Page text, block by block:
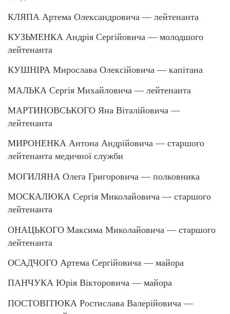
КЛЯПА Артема Олександровича — лейтенанта
КУЗЬМЕНКА Андрія Сергійовича — молодшого
лейтенанта
КУШНІРА Мирослава Олексійовича — капітана
МАЛЬКА Сергія Михайловича — лейтенанта
МАРТИНОВСЬКОГО Яна Віталійовича —
лейтенанта
МИРОНЕНКА Антона Андрійовича — старшого
лейтенанта медичної служби
МОГИЛЯНА Олега Григоровича — полковника
МОСКАЛЮКА Сергія Миколайовича — старшого
лейтенанта
ОНАЦЬКОГО Максима Миколайовича — старшого
лейтенанта
ОСАДЧОГО Артема Сергійовича — майора
ПАНЧУКА Юрія Вікторовича — майора
ПОСТОВІТЮКА Ростислава Валерійовича —